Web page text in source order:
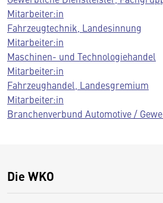
Mitarbeiter:in
Fahrzeugtechnik, Landesinnung
Mitarbeiter:in
Maschinen- und Technologiehandel
Mitarbeiter:in
Fahrzeughandel, Landesgremium
Mitarbeiter:in
Branchenverbund Automotive /
Die WKO